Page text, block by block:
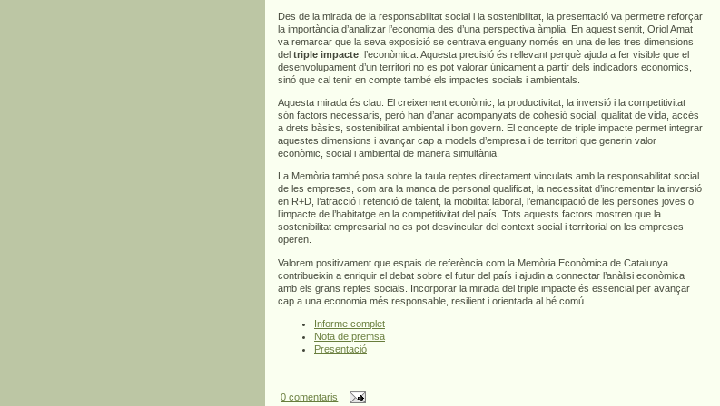
Des de la mirada de la responsabilitat social i la sostenibilitat, la presentació va permetre reforçar
la importància d’analitzar l’economia des d’una perspectiva àmplia. En aquest sentit, Oriol Amat
va remarcar que la seva exposició se centrava enguany només en una de les tres dimensions
del triple impacte: l’econòmica. Aquesta precisió és rellevant perquè ajuda a fer visible que el
desenvolupament d’un territori no es pot valorar únicament a partir dels indicadors econòmics,
sinó que cal tenir en compte també els impactes socials i ambientals.
Aquesta mirada és clau. El creixement econòmic, la productivitat, la inversió i la competitivitat
són factors necessaris, però han d’anar acompanyats de cohesió social, qualitat de vida, accés
a drets bàsics, sostenibilitat ambiental i bon govern. El concepte de triple impacte permet integrar
aquestes dimensions i avançar cap a models d’empresa i de territori que generin valor
econòmic, social i ambiental de manera simultània.
La Memòria també posa sobre la taula reptes directament vinculats amb la responsabilitat social
de les empreses, com ara la manca de personal qualificat, la necessitat d’incrementar la inversió
en R+D, l’atracció i retenció de talent, la mobilitat laboral, l’emancipació de les persones joves o
l’impacte de l’habitatge en la competitivitat del país. Tots aquests factors mostren que la
sostenibilitat empresarial no es pot desvincular del context social i territorial on les empreses
operen.
Valorem positivament que espais de referència com la Memòria Econòmica de Catalunya
contribueixin a enriquir el debat sobre el futur del país i ajudin a connectar l’anàlisi econòmica
amb els grans reptes socials. Incorporar la mirada del triple impacte és essencial per avançar
cap a una economia més responsable, resilient i orientada al bé comú.
Informe complet
Nota de premsa
Presentació
0 comentaris